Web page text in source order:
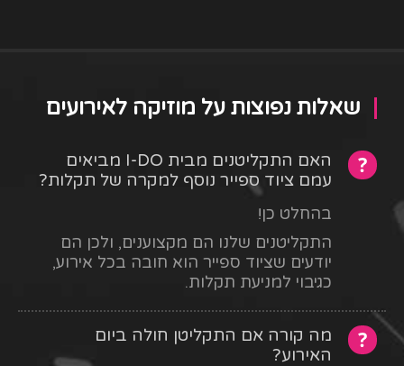
שאלות נפוצות על מוזיקה לאירועים
האם התקליטנים מבית I-DO מביאים
עמם ציוד ספייר נוסף למקרה של תקלות?
בהחלט כן!
התקליטנים שלנו הם מקצוענים, ולכן הם
יודעים שציוד ספייר הוא חובה בכל אירוע,
כגיבוי למניעת תקלות.
מה קורה אם התקליטן חולה ביום
האירוע?